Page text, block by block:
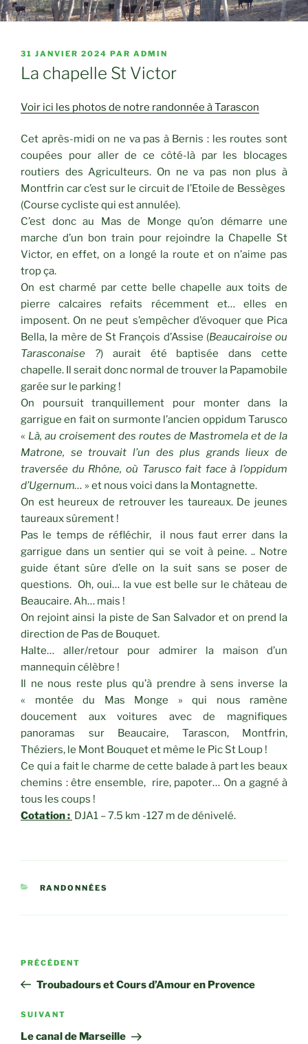
PUBLIÉ
LE
31 JANVIER 2024 PAR ADMIN
La chapelle St Victor
Voir ici les photos de notre randonnée à Tarascon
Cet après-midi on ne va pas à Bernis : les routes sont
coupées pour aller de ce côté-là par les blocages
routiers des Agriculteurs. On ne va pas non plus à
Montfrin car c’est sur le circuit de l’Etoile de Bessèges
(Course cycliste qui est annulée).
C’est donc au Mas de Monge qu’on démarre une
marche d’un bon train pour rejoindre la Chapelle St
Victor, en effet, on a longé la route et on n’aime pas
trop ça.
On est charmé par cette belle chapelle aux toits de
pierre calcaires refaits récemment et… elles en
imposent. On ne peut s’empêcher d’évoquer que Pica
Bella, la mère de St François d’Assise (Beaucairoise ou
Tarasconaise ?) aurait été baptisée dans cette
chapelle. Il serait donc normal de trouver la Papamobile
garée sur le parking !
On poursuit tranquillement pour monter dans la
garrigue en fait on surmonte l’ancien oppidum Tarusco
« Là, au croisement des routes de Mastromela et de la
Matrone, se trouvait l’un des plus grands lieux de
traversée du Rhône, où Tarusco fait face à l’oppidum
d’Ugernum… » et nous voici dans la Montagnette.
On est heureux de retrouver les taureaux. De jeunes
taureaux sûrement !
Pas le temps de réfléchir, il nous faut errer dans la
garrigue dans un sentier qui se voit à peine. .. Notre
guide étant sûre d’elle on la suit sans se poser de
questions. Oh, oui… la vue est belle sur le château de
Beaucaire. Ah… mais !
On rejoint ainsi la piste de San Salvador et on prend la
direction de Pas de Bouquet.
Halte… aller/retour pour admirer la maison d’un
mannequin célèbre !
Il ne nous reste plus qu’à prendre à sens inverse la
« montée du Mas Monge » qui nous ramène
doucement aux voitures avec de magnifiques
panoramas sur Beaucaire, Tarascon, Montfrin,
Théziers, le Mont Bouquet et même le Pic St Loup !
Ce qui a fait le charme de cette balade à part les beaux
chemins : être ensemble, rire, papoter… On a gagné à
tous les coups !
Cotation : DJA1 – 7.5 km -127 m de dénivelé.
CATÉGORIES
RANDONNÉES
Navigation
l’article
Article
précédent
PRÉCÉDENT
Troubadours et Cours d’Amour en Provence
Article
suivant
SUIVANT
Le canal de Marseille